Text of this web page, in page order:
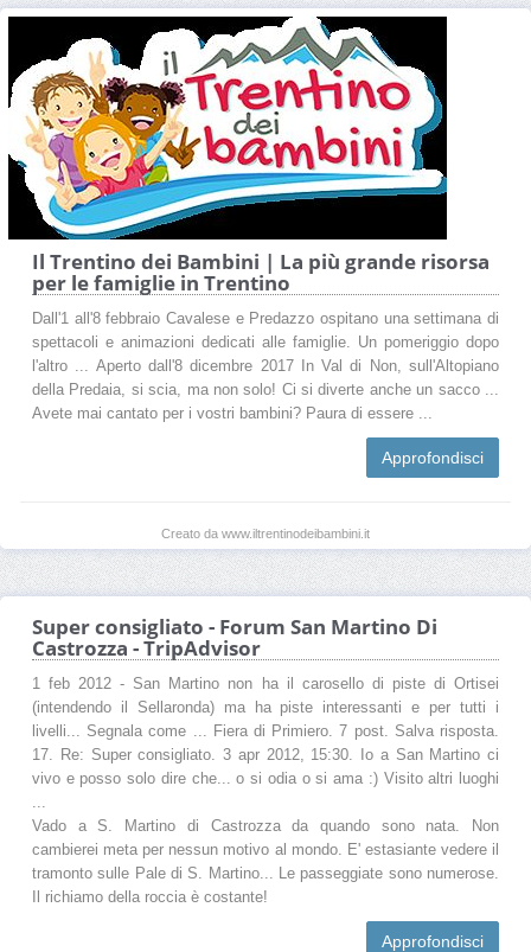
Il Trentino dei Bambini | La più grande risorsa
per le famiglie in Trentino
Dall'1 all'8 febbraio Cavalese e Predazzo ospitano una settimana di
spettacoli e animazioni dedicati alle famiglie. Un pomeriggio dopo
l'altro ... Aperto dall'8 dicembre 2017 In Val di Non, sull'Altopiano
della Predaia, si scia, ma non solo! Ci si diverte anche un sacco ...
Avete mai cantato per i vostri bambini? Paura di essere ...
Approfondisci
Creato da www.iltrentinodeibambini.it
Super consigliato - Forum San Martino Di
Castrozza - TripAdvisor
1 feb 2012 - San Martino non ha il carosello di piste di Ortisei
(intendendo il Sellaronda) ma ha piste interessanti e per tutti i
livelli... Segnala come ... Fiera di Primiero. 7 post. Salva risposta.
17. Re: Super consigliato. 3 apr 2012, 15:30. Io a San Martino ci
vivo e posso solo dire che... o si odia o si ama :) Visito altri luoghi
Vado a S. Martino di Castrozza da quando sono nata. Non
cambierei meta per nessun motivo al mondo. E' estasiante vedere il
tramonto sulle Pale di S. Martino... Le passeggiate sono numerose.
Il richiamo della roccia è costante!
Approfondisci